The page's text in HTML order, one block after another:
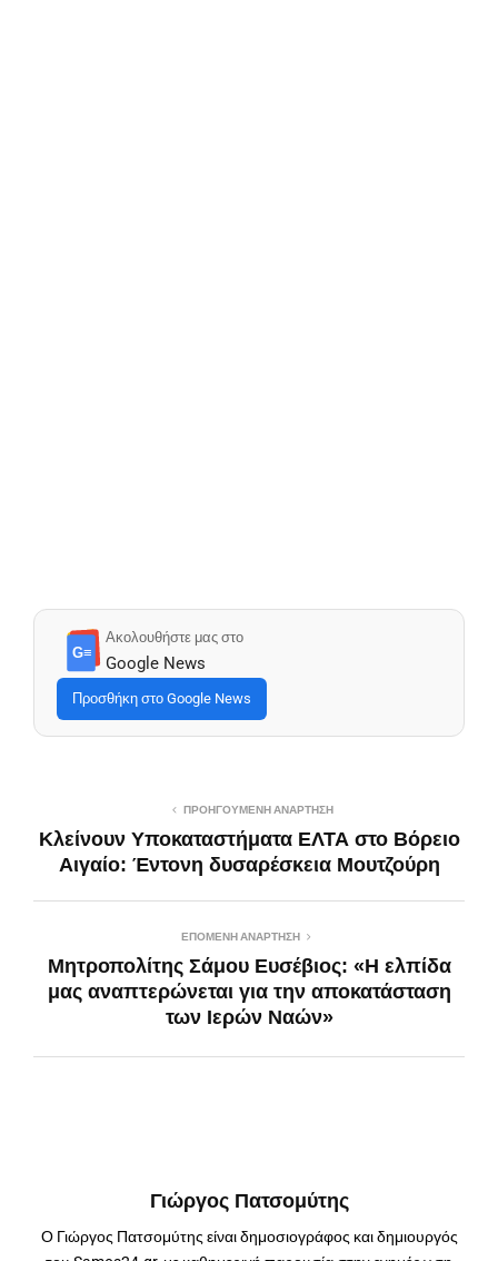
G≡
Ακολουθήστε μας στο
Google News
Προσθήκη στο Google News
ΠΡΟΗΓΟΎΜΕΝΗ ΑΝΆΡΤΗΣΗ
Κλείνουν Υποκαταστήματα ΕΛΤΑ στο Βόρειο
Αιγαίο: Έντονη δυσαρέσκεια Μουτζούρη
ΕΠΌΜΕΝΗ ΑΝΆΡΤΗΣΗ
Μητροπολίτης Σάμου Ευσέβιος: «Η ελπίδα
μας αναπτερώνεται για την αποκατάσταση
των Ιερών Ναών»
Γιώργος Πατσομύτης
Ο Γιώργος Πατσομύτης είναι δημοσιογράφος και δημιουργός